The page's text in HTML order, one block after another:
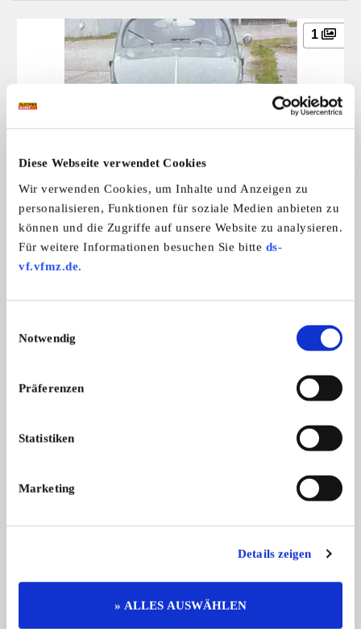
Diese Webseite verwendet Cookies
Wir verwenden Cookies, um Inhalte und Anzeigen zu
personalisieren, Funktionen für soziale Medien anbieten zu
können und die Zugriffe auf unsere Website zu analysieren.
Für weitere Informationen besuchen Sie bitte ds-
vf.vfmz.de.
Notwendig
Präferenzen
Statistiken
Marketing
Details zeigen
» ALLES AUSWÄHLEN
1
Original VW Typ 11a, gebaut 11.8.194 ...
32.500,- €
ALLE ANZEIGEN
Lincoln Continental Mark V
Austin-Healey